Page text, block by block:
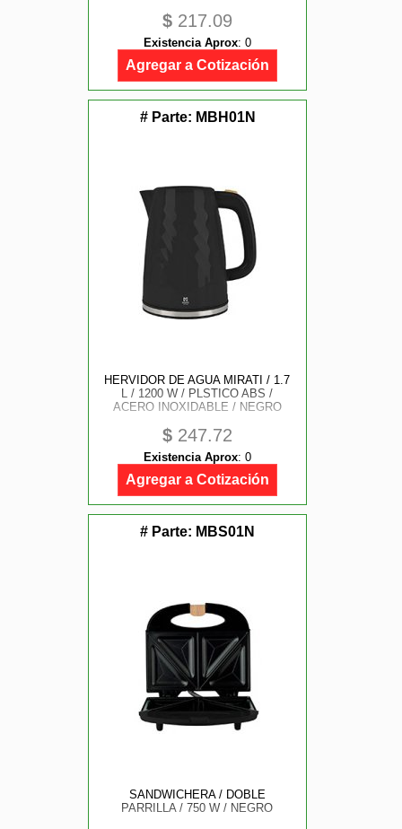
$ 217.09
Existencia Aprox: 0
Agregar a Cotización
# Parte: MBH01N
HERVIDOR DE AGUA MIRATI / 1.7
L / 1200 W / PLSTICO ABS /
ACERO INOXIDABLE / NEGRO
$ 247.72
Existencia Aprox: 0
Agregar a Cotización
# Parte: MBS01N
SANDWICHERA / DOBLE
PARRILLA / 750 W / NEGRO